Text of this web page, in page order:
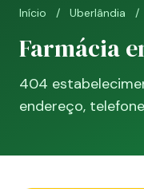
Início / Uberlândia /
Farmácia
404
endereço,